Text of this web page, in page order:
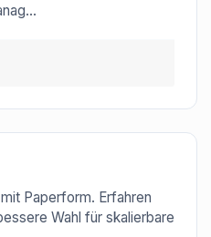
Paperform. Erfahren
Wahl für skalierbare